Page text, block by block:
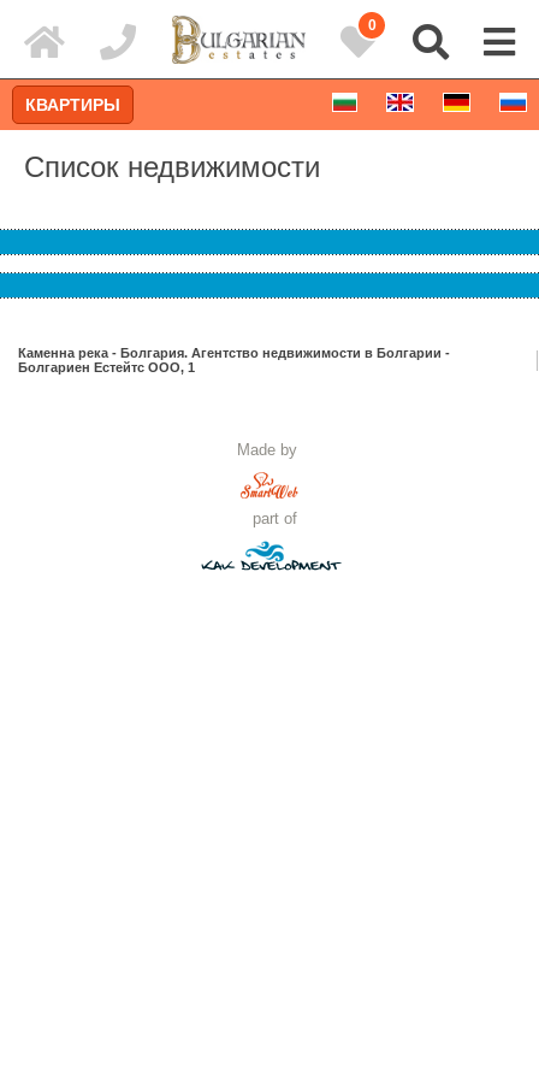
0
Расширенный поиск
КВАРТИРЫ
Список недвижимости
Каменна река - Болгария. Агентство недвижимости в Болгарии -
Болгариен Естейтс ООО, 1
Made by
part of